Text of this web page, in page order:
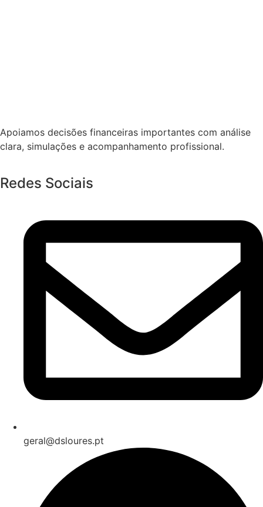
Apoiamos decisões financeiras importantes com análise
clara, simulações e acompanhamento profissional.
Redes Sociais
geral@dsloures.pt